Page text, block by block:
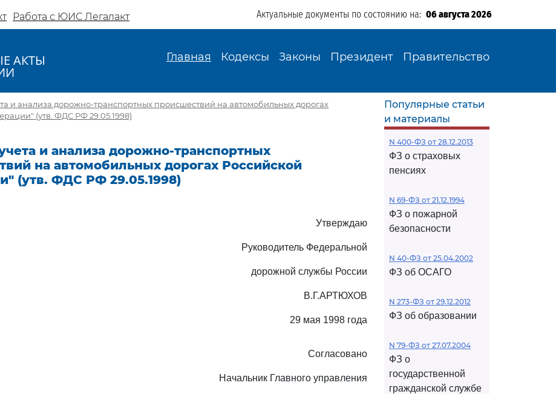
Работа с ЮИС Легалакт Актуальные документы по состоянию на: 06 августа 2026
АКТЫ Главная Кодексы Законы Президент Правительство
и анализа дорожно-транспортных происшествий на автомобильных дорогах
(утв. ФДС РФ 29.05.1998)
и анализа дорожно-транспортных
на автомобильных дорогах Российской
(утв. ФДС РФ 29.05.1998)
Утверждаю
Руководитель Федеральной
дорожной службы России
В.Г.АРТЮХОВ
29 мая 1998 года
Согласовано
Начальник Главного управления
Популярные статьи
и материалы
N 400-ФЗ от 28.12.2013
ФЗ о страховых
пенсиях
N 69-ФЗ от 21.12.1994
ФЗ о пожарной
безопасности
N 40-ФЗ от 25.04.2002
ФЗ об ОСАГО
N 273-ФЗ от 29.12.2012
ФЗ об образовании
N 79-ФЗ от 27.07.2004
ФЗ о
государственной
гражданской службе